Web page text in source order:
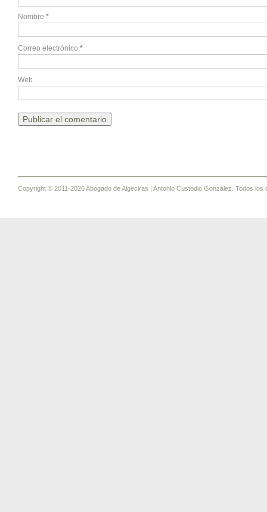
Nombre *
Correo electrónico *
Web
Copyright © 2011-2026 Abogado de Algeciras | Antonio Custodio González. Todos